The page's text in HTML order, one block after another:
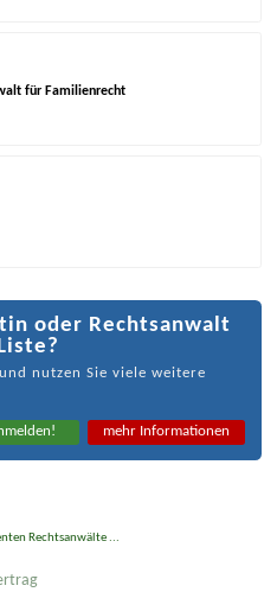
für Familienrecht
oder Rechtsanwalt
nutzen Sie viele weitere
mehr Informationen
Rechtsanwälte ...